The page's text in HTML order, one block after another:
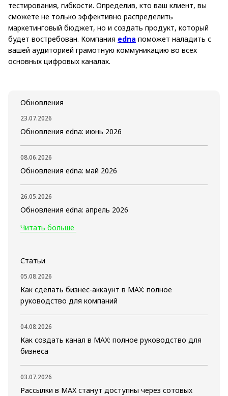
тестирования, гибкости. Определив, кто ваш клиент, вы
сможете не только эффективно распределить
маркетинговый бюджет, но и создать продукт, который
будет востребован. Компания edna поможет наладить с
вашей аудиторией грамотную коммуникацию во всех
основных цифровых каналах.
Обновления
23.07.2026
Обновления edna: июнь 2026
08.06.2026
Обновления edna: май 2026
26.05.2026
Обновления edna: апрель 2026
Читать больше
Статьи
05.08.2026
Как сделать бизнес-аккаунт в MAX: полное
руководство для компаний
04.08.2026
Как создать канал в MAX: полное руководство для
бизнеса
03.07.2026
Рассылки в MAX станут доступны через сотовых